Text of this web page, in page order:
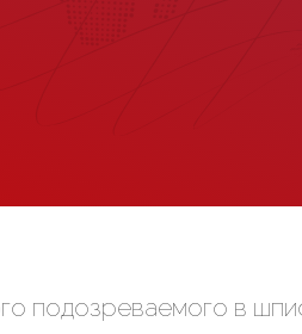
подозреваемого в